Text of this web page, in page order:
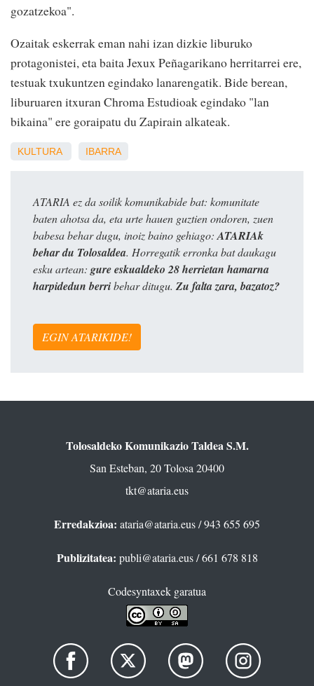
gozatzekoa".
Ozaitak eskerrak eman nahi izan dizkie liburuko
protagonistei, eta baita Jexux Peñagarikano herritarrei ere,
testuak txukuntzen egindako lanarengatik. Bide berean,
liburuaren itxuran Chroma Estudioak egindako "lan
bikaina" ere goraipatu du Zapirain alkateak.
KULTURA IBARRA
ATARIA ez da soilik komunikabide bat: komunitate
baten ahotsa da, eta urte hauen guztien ondoren, zuen
babesa behar dugu, inoiz baino gehiago: ATARIAk
behar du Tolosaldea. Horregatik erronka bat daukagu
esku artean: gure eskualdeko 28 herrietan hamarna
harpidedun berribehar ditugu. Zu falta zara, bazatoz?
EGIN ATARIKIDE!
Tolosaldeko Komunikazio Taldea S.M.
San Esteban, 20 Tolosa 20400
tkt@ataria.eus
Erredakzioa: ataria@ataria.eus/ 943 655 695
Publizitatea: publi@ataria.eus/ 661 678 818
Codesyntaxek garatua